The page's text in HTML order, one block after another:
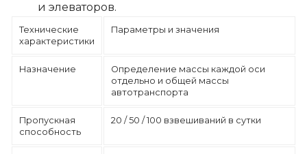
и элеваторов.
Технические
характеристики
Параметры и значения
Назначение
Определение массы каждой оси
отдельно и общей массы
автотранспорта
Пропускная
способность
20 / 50 / 100 взвешиваний в сутки